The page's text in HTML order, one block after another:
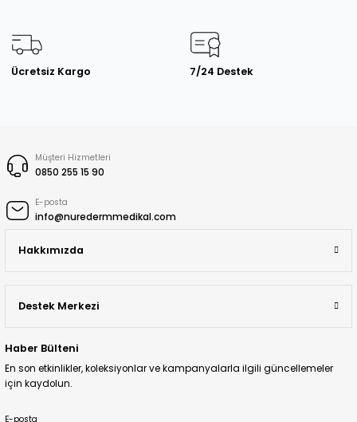
Ücretsiz Kargo 7/24 Destek
Müşteri Hizmetleri
0850 255 15 90
E-posta
info@nuredermmedikal.com
Hakkımızda
Destek Merkezi
Haber Bülteni
En son etkinlikler, koleksiyonlar ve kampanyalarla ilgili güncellemeler
için kaydolun.